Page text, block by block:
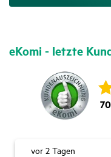
eKomi - letzte
vor 2 Tagen